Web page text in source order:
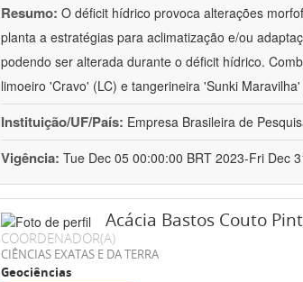
Resumo: O déficit hídrico provoca alterações
planta a estratégias para aclimatização e/ou
podendo ser alterada durante o déficit hídrico.
limoeiro 'Cravo' (LC) e tangerineira 'Sunki
Instituição/UF/País: Empresa Brasileira de
Vigência: Tue Dec 05 00:00:00 BRT 2023-Fri Dec
Acácia Bastos Couto
COORDENADOR(A)
CIÊNCIAS EXATAS E DA TERRA
Geociências